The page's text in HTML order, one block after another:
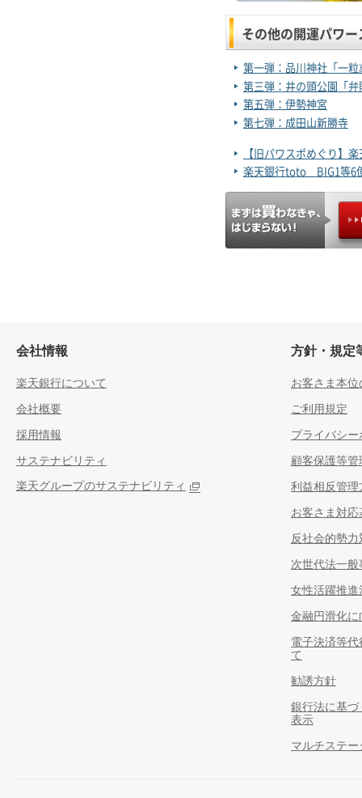
その他の開運パワ
第一弾：品川神社「一
第三弾：井の頭公園「弁
第五弾：伊勢神宮
第七弾：成田山新勝寺
【旧パワスポめぐり】
楽天銀行toto BIG1等6
会社情報
楽天銀行について
会社概要
採用情報
サステナビリティ
楽天グループのサステナビリティ
方針・規定
お客さま本
ご利用規定
プライバシー
顧客保護等管
利益相反管理
お客さま対応
反社会的勢
次世代法一
女性活躍推
金融円滑化
電子決済等
て
勧誘方針
銀行法に基
表示
マルチステ